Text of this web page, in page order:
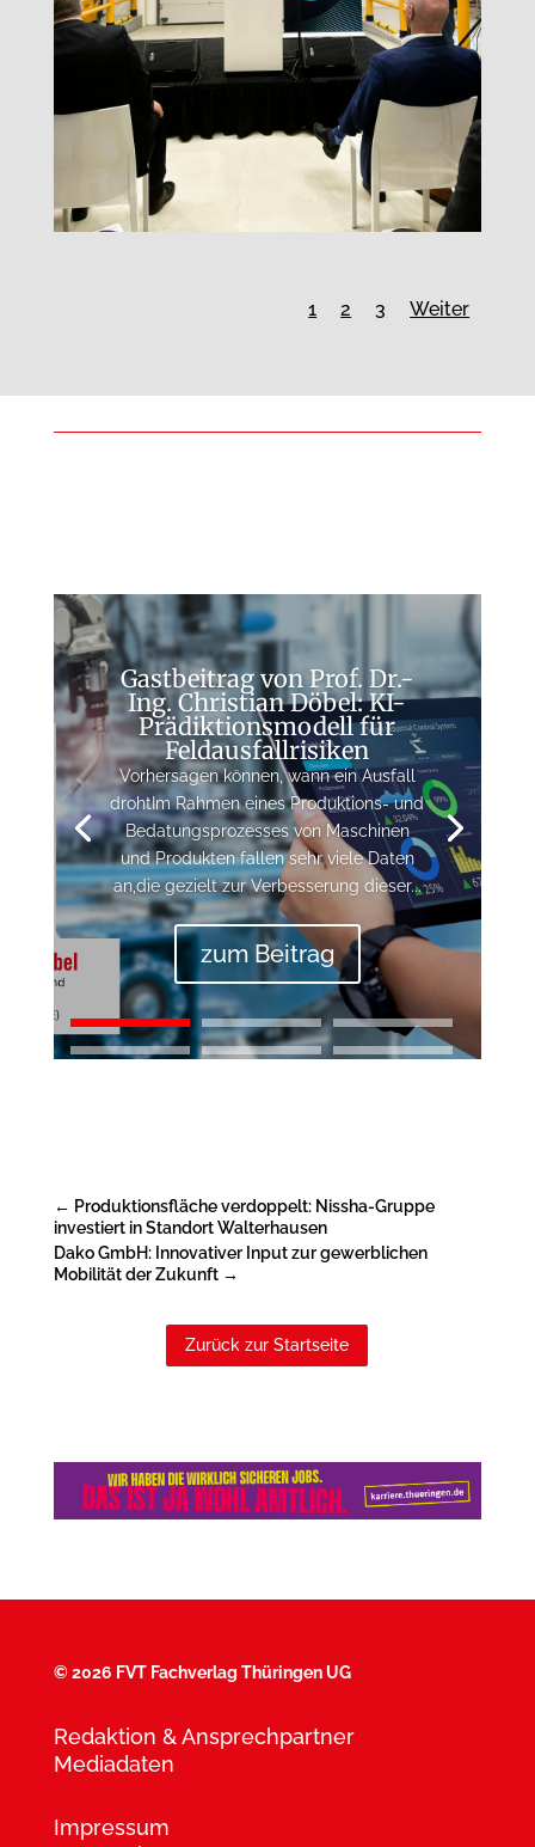
1 2 3 Weiter
Gastbeitrag von Prof. Dr.-
Ing. Christian Döbel: KI-
Prädiktionsmodell für
Feldausfallrisiken
Vorhersagen können, wann ein Ausfall
drohtIm Rahmen eines Produktions- und
Bedatungsprozesses von Maschinen
und Produkten fallen sehr viele Daten
an,die gezielt zur Verbesserung dieser...
zum Beitrag
← Produktionsfläche verdoppelt: Nissha-Gruppe
investiert in Standort Walterhausen
Dako GmbH: Innovativer Input zur gewerblichen
Mobilität der Zukunft→
Zurück zur Startseite
©2026 FVT Fachverlag Thüringen UG
Redaktion & Ansprechpartner
Mediadaten
Impressum